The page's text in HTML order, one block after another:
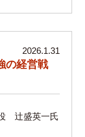
2026.1.31
の経営戦
辻盛英一氏